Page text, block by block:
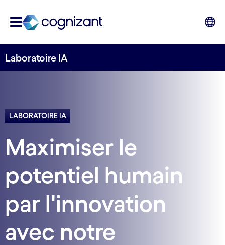
Laboratoire IA
LABORATOIRE IA
Maximiser le
potentiel humain
par l'innovation
avec notre